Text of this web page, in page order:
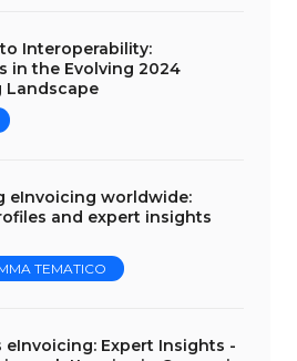
Interoperability:
in the Evolving 2024
Landscape
eInvoicing worldwide:
and expert insights
TEMATICO
eInvoicing: Expert Insights -